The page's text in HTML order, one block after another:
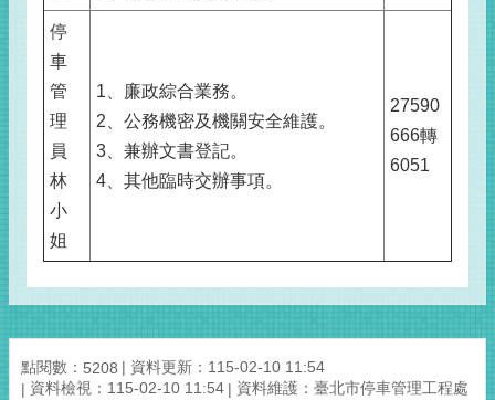
停
車
管
理
員
林
小
姐
1、廉政綜合業務。
2、公務機密及機關安全維護。
3、兼辦文書登記。
4、其他臨時交辦事項。
27590
666轉
6051
點閱數： 5208
資料更新：115-02-10 11:54
資料檢視：115-02-10 11:54
資料維護：臺北市停車管理工程處